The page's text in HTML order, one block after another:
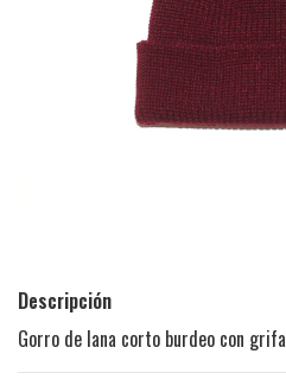
Descripción
Gorro de lana corto burdeo con grifa